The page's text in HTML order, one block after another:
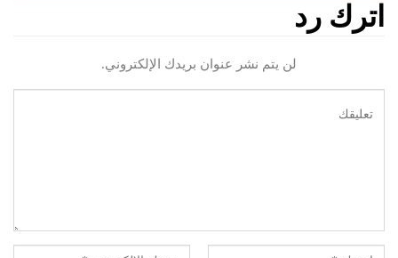
اترك رد
لن يتم نشر عنوان بريدك الإلكتروني.